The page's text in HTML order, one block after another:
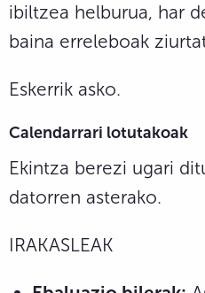
ibiltzea helburua, har
baina erreleboak
Eskerrik asko.
Calendarrari lotutakoak
Ekintza berezi ugari
datorren asterako.
IRAKASLEAK